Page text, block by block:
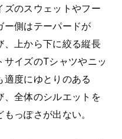
ズのスウェットやフー
ー側はテーパードが
、上から下に絞る縦長
イズのTシャツやニッ
適度にゆとりのある
、全体のシルエットを
っぽさが出ない。